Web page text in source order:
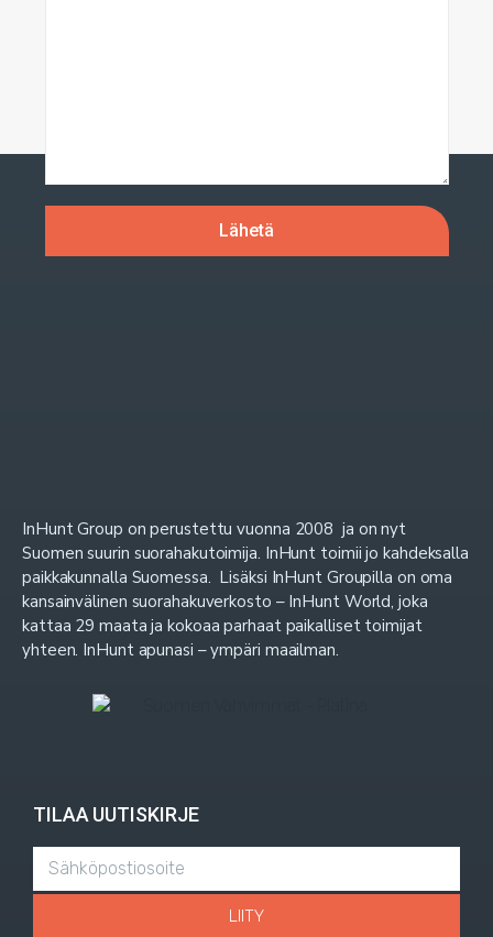
InHunt Group on perustettu vuonna 2008 ja on nyt
Suomen suurin suorahakutoimija. InHunt toimii jo kahdeksalla
paikkakunnalla Suomessa. Lisäksi InHunt Groupilla on oma
kansainvälinen suorahakuverkosto – InHunt World, joka
kattaa 29 maata ja kokoaa parhaat paikalliset toimijat
yhteen. InHunt apunasi – ympäri maailman.
TILAA UUTISKIRJE
LIITY